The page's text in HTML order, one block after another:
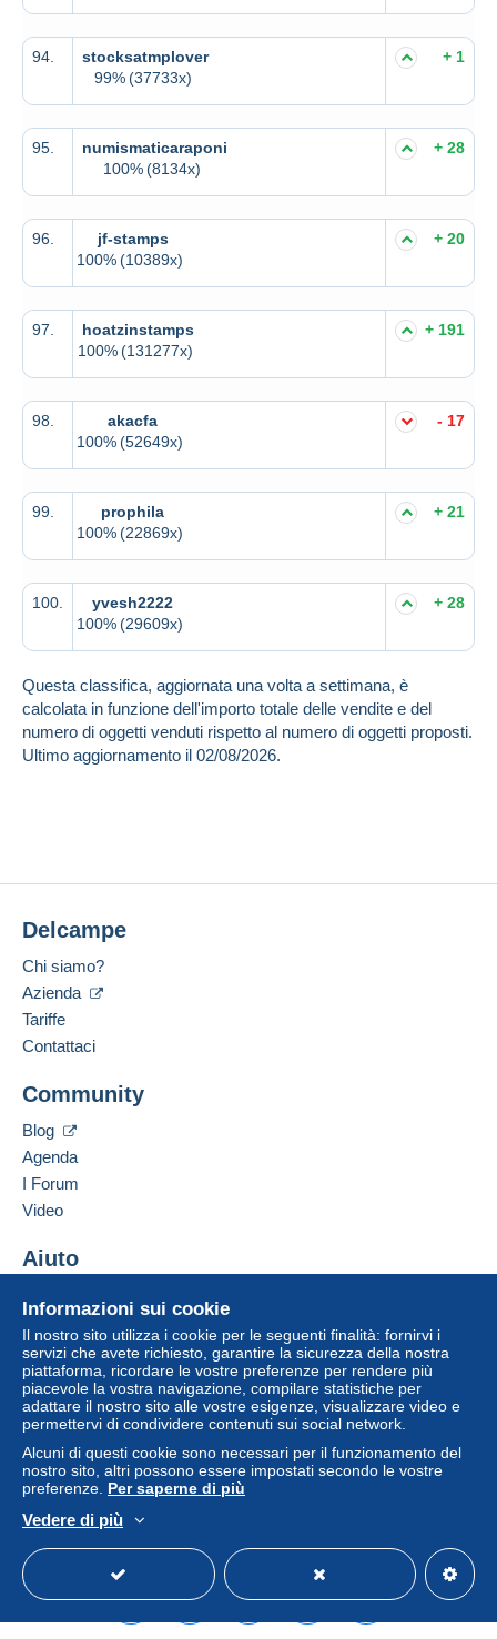
94.
stocksatmplover
99% (37733x)
+ 1
95.
numismaticaraponi
100%(8134x)
+ 28
96.
jf-stamps
100%(10389x)
+ 20
97.
hoatzinstamps
100%(131277x)
+ 191
98.
akacfa
100%(52649x)
- 17
99.
prophila
100%(22869x)
+ 21
100.
yvesh2222
100%(29609x)
+ 28
Questa classifica, aggiornata una volta a settimana, è
calcolata in funzione dell'importo totale delle vendite e del
numero di oggetti venduti rispetto al numero di oggetti proposti.
Ultimo aggiornamento il 02/08/2026.
Informazioni sui cookie
Il nostro sito utilizza i cookie per le seguenti finalità: fornirvi i
servizi che avete richiesto, garantire la sicurezza della nostra
piattaforma, ricordare le vostre preferenze per rendere più
piacevole la vostra navigazione, compilare statistiche per
adattare il nostro sito alle vostre esigenze, visualizzare video e
permettervi di condividere contenuti sui social network.
Alcuni di questi cookie sono necessari per il funzionamento del
nostro sito, altri possono essere impostati secondo le vostre
preferenze. Per saperne di più
Vedere di più
Delcampe
Chi siamo?
Azienda
Tariffe
Contattaci
Community
Blog
Agenda
I Forum
Video
Aiuto
Acquistare su Delcampe
Vendere su Delcampe
Un sito sicuro